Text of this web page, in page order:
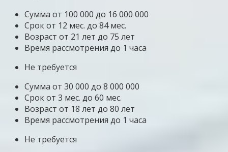
Сумма от 100 000 до 16 000 000
Срок от 12 мес. до 84 мес.
Возраст от 21 лет до 75 лет
Время рассмотрения до 1 часа
Не требуется
Сумма от 30 000 до 8 000 000
Срок от 3 мес. до 60 мес.
Возраст от 18 лет до 80 лет
Время рассмотрения до 1 часа
Не требуется